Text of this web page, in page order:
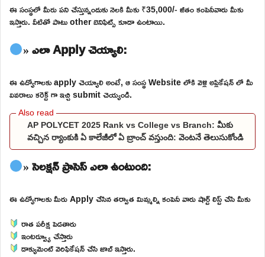
ఈ సంస్థలో మీరు పని చేస్తున్నందుకు నెలకి మీకు ₹35,000/- జీతం కంపెనీవారు మీకు
ఇస్తారు. వీటితో పాటు other బెనిఫిట్స్ కూడా ఉంటాయి.
» ఎలా Apply చెయ్యాలి:
ఈ ఉద్యోగాలకు apply చెయ్యాలి అంటే, ఆ సంస్థ Website లోకి వెళ్లి అప్లికేషన్ లో మీ
వివరాలు కరెక్ట్ గా ఇచ్చి submit చెయ్యండి.
AP POLYCET 2025 Rank vs College vs Branch: మీకు
వచ్చిన ర్యాంకుకి ఏ కాలేజీలో ఏ బ్రాంచ్ వస్తుంది: వెంటనే తెలుసుకోండి
» సెలక్షన్ ప్రాసెస్ ఎలా ఉంటుంది:
ఈ ఉద్యోగాలకు మీరు Apply చేసిన తర్వాత మిమ్మల్ని కంపెనీ వారు షార్ట్ లిస్ట్ చేసి మీకు
రాత పరీక్ష పెడతారు
ఇంటర్వ్యూ చేస్తారు
డాక్యుమెంట్ వెరిఫికేషన్ చేసి జాబ్ ఇస్తారు.